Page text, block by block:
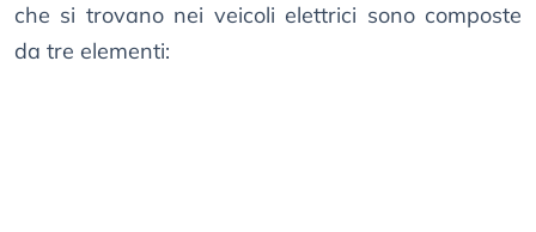
che si trovano nei veicoli elettrici sono composte
da tre elementi: